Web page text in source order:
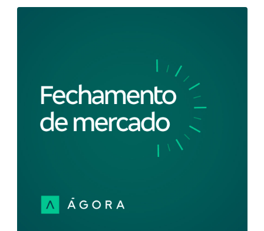
Fique por dentro de tudo que aconteceu no mercado
de ações com o Fechamento de Mercado. Nesta
edição, a primeira sessão de fevereiro foi de
recuperação para os índices acionários em NY. Como
pano de fundo, os mercados se beneficiaram de um
novo alívio no rendimento dos Treasuries que
voltaram a cair. Por aqui, o Ibovespa se amparou na